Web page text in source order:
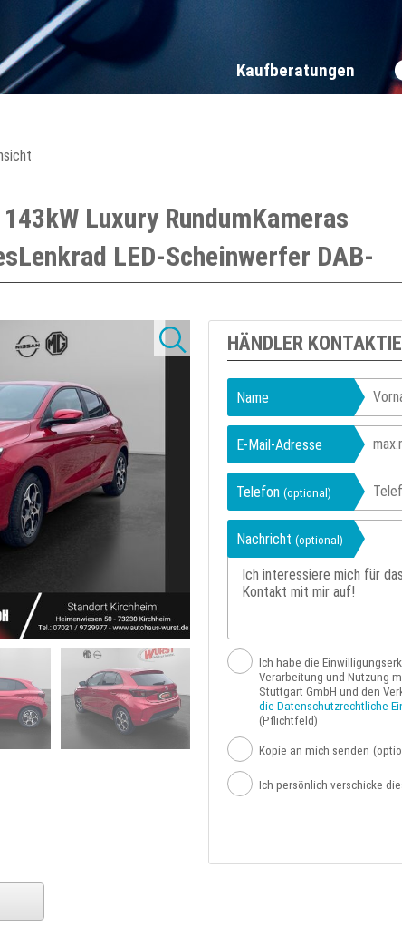
Kaufberatungen
Luxury RundumKameras
LED-Scheinwerfer DAB-
HÄNDLER
Name
E-Mail-Adresse
Telefon (optional)
Nachricht (optional)
Ich habe die
Verarbeitung und Nutzung
Stuttgart GmbH und den
die Datenschutzrechtliche
(Pflichtfeld)
Kopie an mich senden
Ich persönlich verschicke